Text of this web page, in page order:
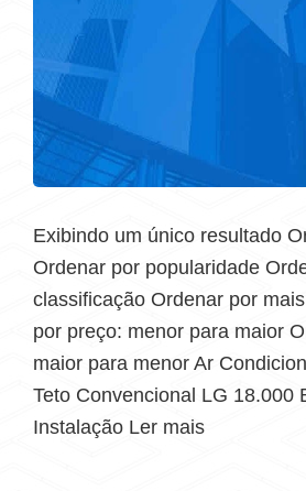
Exibindo um único resultado
Ordenar por popularidade
classificação Ordenar por
por preço: menor para maior
maior para menor Ar
Teto Convencional LG 18.000
Instalação Ler mais